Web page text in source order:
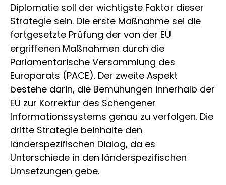
Diplomatie soll der wichtigste Faktor dieser
Strategie sein. Die erste Maßnahme sei die
fortgesetzte Prüfung der von der EU
ergriffenen Maßnahmen durch die
Parlamentarische Versammlung des
Europarats (PACE). Der zweite Aspekt
bestehe darin, die Bemühungen innerhalb der
EU zur Korrektur des Schengener
Informationssystems genau zu verfolgen. Die
dritte Strategie beinhalte den
länderspezifischen Dialog, da es
Unterschiede in den länderspezifischen
Umsetzungen gebe.